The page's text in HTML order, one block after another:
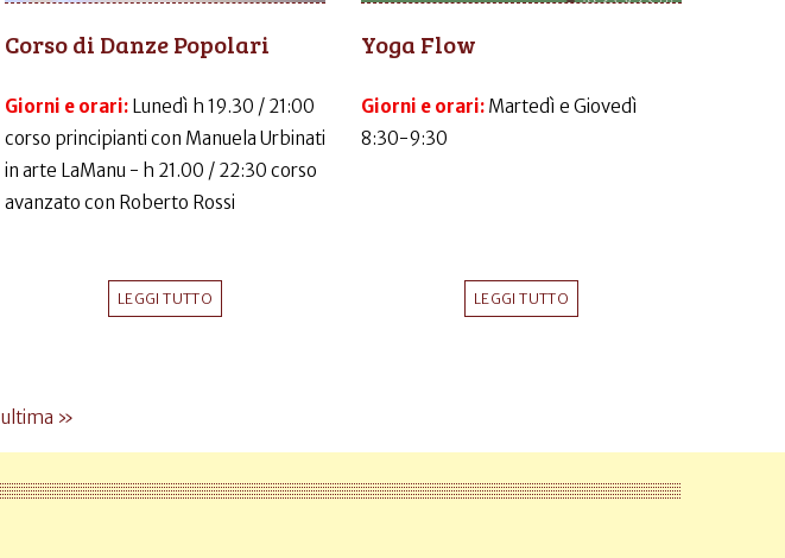
Corso di Danze Popolari
Giorni e orari: Lunedì h 19.30 / 21:00
corso principianti con Manuela Urbinati
in arte LaManu - h 21.00 / 22:30 corso
avanzato con Roberto Rossi
LEGGI TUTTO
Yoga Flow
Giorni e orari: Martedì e Giovedì
8:30-9:30
LEGGI TUTTO
ultima »